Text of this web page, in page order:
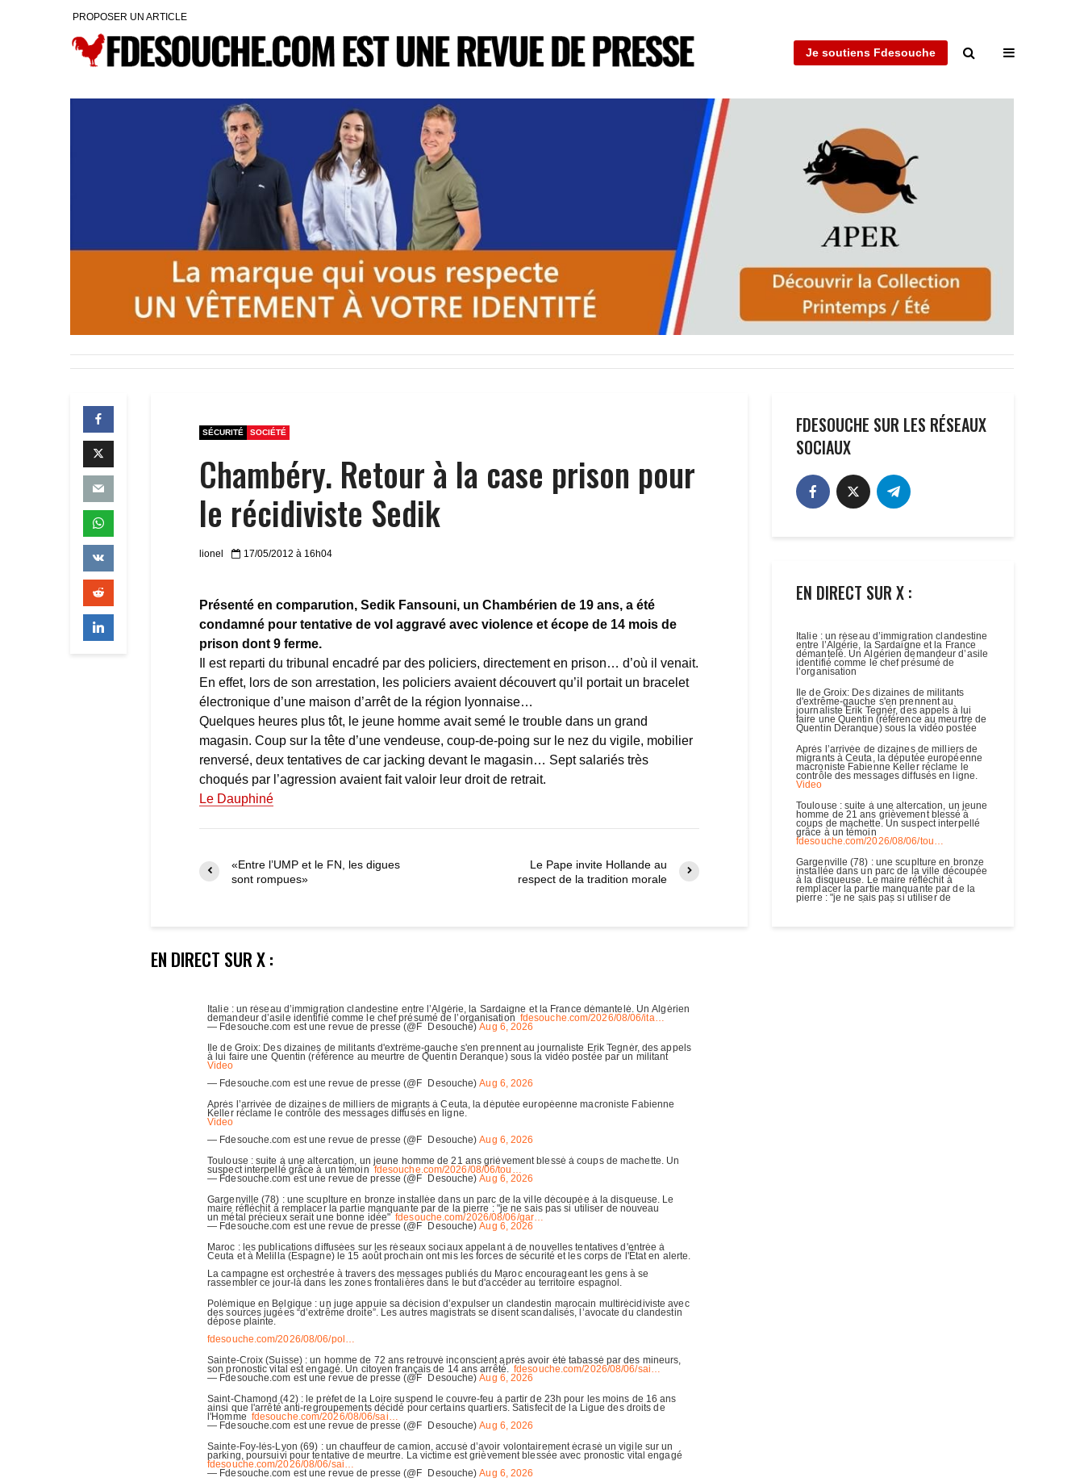
PROPOSER UN ARTICLE
Je soutiens Fdesouche
SÉCURITÉ SOCIÉTÉ
Chambéry. Retour à la case prison pour
le récidiviste Sedik
lionel 17/05/2012 à 16h04
Présenté en comparution, Sedik Fansouni, un Chambérien de 19 ans, a été
condamné pour tentative de vol aggravé avec violence et écope de 14 mois de
prison dont 9 ferme.
Il est reparti du tribunal encadré par des policiers, directement en prison… d’où il venait.
En effet, lors de son arrestation, les policiers avaient découvert qu’il portait un bracelet
électronique d’une maison d’arrêt de la région lyonnaise…
Quelques heures plus tôt, le jeune homme avait semé le trouble dans un grand
magasin. Coup sur la tête d’une vendeuse, coup-de-poing sur le nez du vigile, mobilier
renversé, deux tentatives de car jacking devant le magasin… Sept salariés très
choqués par l’agression avaient fait valoir leur droit de retrait.
Le Dauphiné
«Entre l’UMP et le FN, les digues
sont rompues»
Le Pape invite Hollande au
respect de la tradition morale
EN DIRECT SUR X :
FDESOUCHE SUR LES RÉSEAUX
SOCIAUX
EN DIRECT SUR X :